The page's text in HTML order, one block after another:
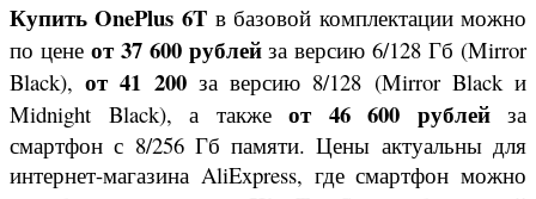
КупитьOnePlus 6Tв базовой комплектации можно
по цене от 37 600 рублейза версию 6/128 Гб (Mirror
Black),от 41 200за версию 8/128 (Mirror Black и
Midnight Black), а также от 46 600 рублейза
смартфон с 8/256 Гб памяти. Цены актуальны для
интернет-магазина AliExpress, где смартфон можно